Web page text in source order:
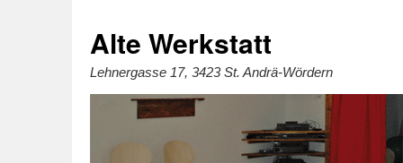
Alte Werkstatt
Lehnergasse 17, 3423 St. Andrä-Wördern